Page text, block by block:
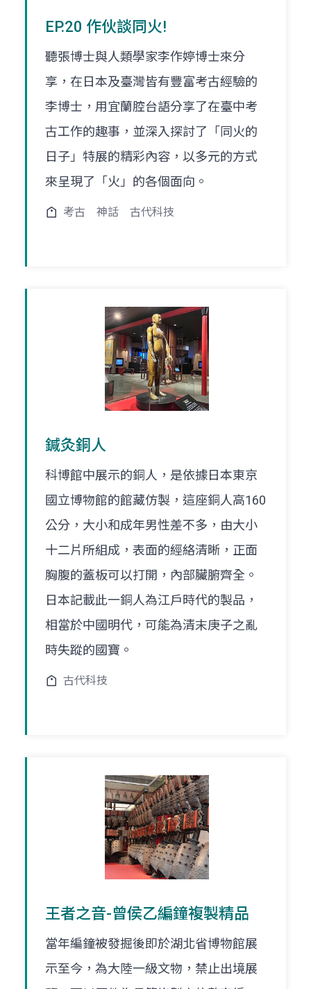
EP.20 作伙談同火!
聽張博士與人類學家李作婷博士來分
享，在日本及臺灣皆有豐富考古經驗的
李博士，用宜蘭腔台語分享了在臺中考
古工作的趣事，並深入探討了「同火的
日子」特展的精彩內容，以多元的方式
來呈現了「火」的各個面向。
考古 神話 古代科技
鍼灸銅人
科博館中展示的銅人，是依據日本東京
國立博物館的館藏仿製，這座銅人高160
公分，大小和成年男性差不多，由大小
十二片所組成，表面的經絡清晰，正面
胸腹的蓋板可以打開，內部臟腑齊全。
日本記載此一銅人為江戶時代的製品，
相當於中國明代，可能為清末庚子之亂
時失蹤的國寶。
古代科技
王者之音-曾侯乙編鐘複製精品
當年編鐘被發掘後即於湖北省博物館展
示至今，為大陸一級文物，禁止出境展